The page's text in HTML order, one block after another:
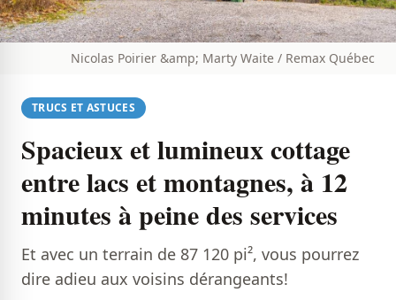
Nicolas Poirier &amp; Marty Waite / Remax Québec
TRUCS ET ASTUCES
Spacieux et lumineux cottage
entre lacs et montagnes, à 12
minutes à peine des services
Et avec un terrain de 87 120 pi², vous pourrez
dire adieu aux voisins dérangeants!